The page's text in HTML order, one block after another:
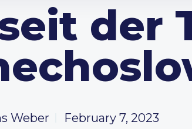
der
Weber February 7, 2023